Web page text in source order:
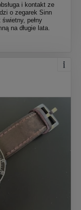
i kontakt ze
o zegarek Sinn
pełny
na długie lata.